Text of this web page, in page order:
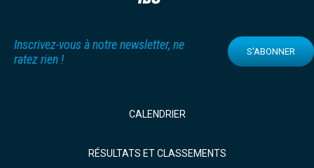
Inscrivez-vous à notre newsletter, ne
ratez rien !
S'ABONNER
CALENDRIER
RÉSULTATS ET CLASSEMENTS